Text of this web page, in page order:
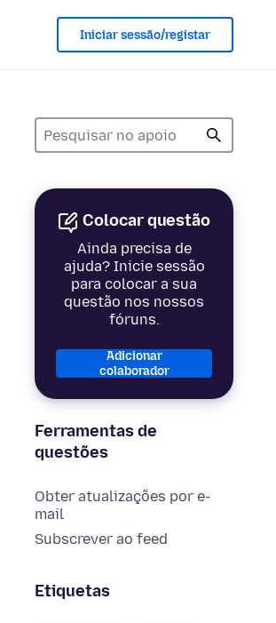
Iniciar sessão/registar
Colocar questão
Ainda precisa de
ajuda? Inicie sessão
para colocar a sua
questão nos nossos
fóruns.
Adicionar
colaborador
Ferramentas de
questões
Obter atualizações por e-
mail
Subscrever ao feed
Etiquetas